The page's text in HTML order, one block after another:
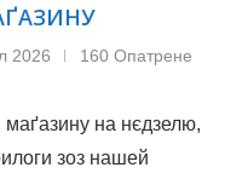
2026 160 Опатрене
на нєдзелю,
зоз нашей